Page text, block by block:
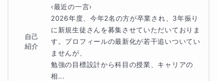
「そんなのめんどくさい」という子は、どんどん解きまし
ょう!後からわかることもたくさんあります:）
高校生になることも意識して、先も見据えた知識の
伝え方もします。
自己
紹介
‹最近の一言›
2026年度、今年2名の方が卒業され、3年振り
に新規生徒さんを募集させていただいておりま
す。プロフィールの最新化が若干追いついてい
ませんが、
勉強の目標設計から科目の授業、キャリアの
相...